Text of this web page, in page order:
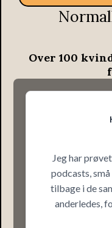
Over 100
Jeg har
podcasts,
tilbage i de
anderledes,
hvordan det